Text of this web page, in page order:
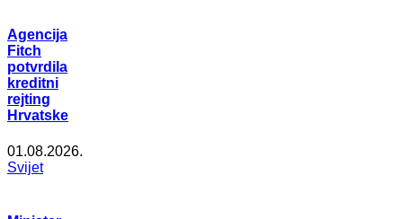
Agencija
Fitch
potvrdila
kreditni
rejting
Hrvatske
01.08.2026.
Svijet